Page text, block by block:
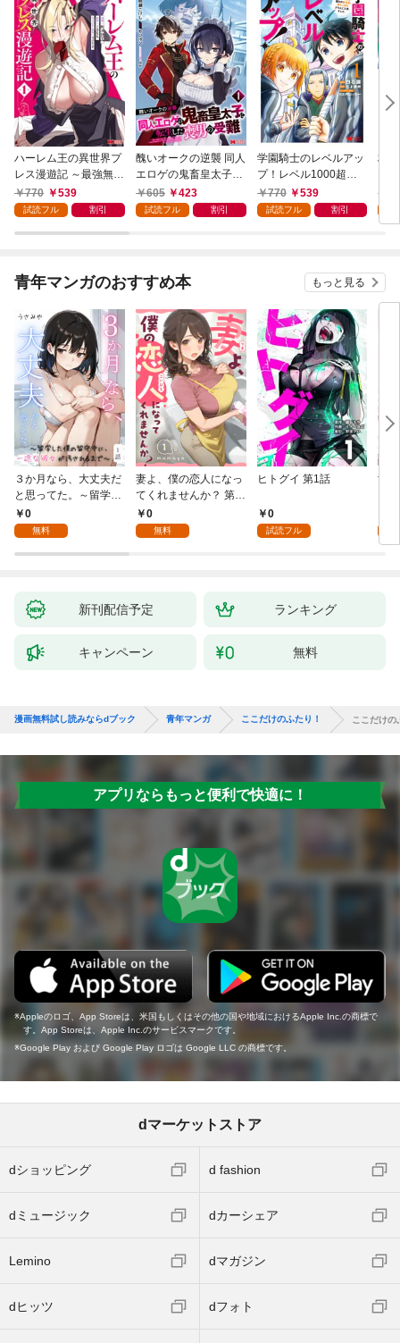
ハーレム王の異世界プ
レス漫遊記 ～最強無双
のおじさんはあらゆる
種族を嫁にする～（コ
770 539
試読フル 割引
醜いオークの逆襲 同人
エロゲの鬼畜皇太子に
転生した喪男の受難
（コミック） 1
605 423
試読フル 割引
学園騎士のレベルアッ
プ！レベル1000超え
の転生者、落ちこぼれ
クラスに入学。そし
770 539
試読フル 割引
村
青年マンガのおすすめ本 もっと見る
３か月なら、大丈夫だ
と思ってた。～留学し
た僕の留守中に、一途
な彼女が汚されるまで
0
無料
妻よ、僕の恋人になっ
てくれませんか？ 第1
話0
無料
ヒトグイ 第1話
0
試読フル
世
新刊配信予定 ランキング
キャンペーン 無料
漫画無料試し読みならdブック 青年マンガ ここだけのふたり！ ここだけ
アプリならもっと便利で快適に！
Appleのロゴ、App Storeは、米国もしくはその他の国や地域におけるApple Inc.の商標で
す。App Storeは、Apple Inc.のサービスマークです。
Google Play および Google Play ロゴは Google LLC の商標です。
dマーケットストア
dショッピング d fashion
dミュージック dカーシェア
Lemino dマガジン
dヒッツ dフォト